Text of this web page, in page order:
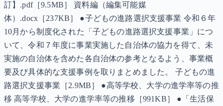
訂】.pdf［9.5MB］ 資料編（編集可能媒
体）.docx［237KB］ ●子どもの進路選択支援事業 令和６年
10月から制度化された「子どもの進路選択支援事業」につ
いて、令和７年度に事業実施した自治体の協力を得て、未
実施の自治体を含めた各自治体の参考となるよう、事業概
要及び具体的な支援事例を取りまとめました。 子どもの進
路選択支援事業［2.9MB］ ●高等学校、大学の進学率等の推
移 高等学校、大学の進学率等の推移［991KB］ ●「生活保